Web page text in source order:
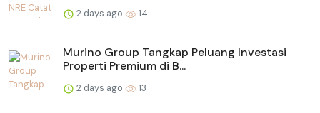
2 days ago 14
Murino Group Tangkap Peluang Investasi
Properti Premium di B...
2 days ago 13